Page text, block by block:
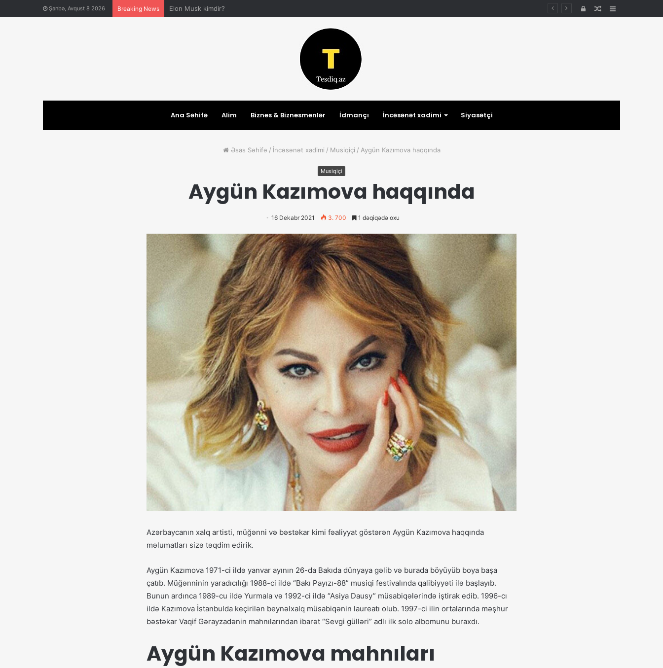
Şənbə, Avqust 8 2026 Breaking News Anar Əliyev Kimdir? Sidebar
Random
Daxil
Ana Səhifə Alim Biznes & Biznesmenlər İdmançı İncəsənət xadimi Siyasətçi
Əsas Səhifə / İncəsənət xadimi / Musiqiçi / Aygün Kazımova haqqında
Musiqiçi
Aygün Kazımova haqqında
16 Dekabr 2021 3. 700 1 dəqiqədə oxu
Azərbaycanın xalq artisti, müğənni və bəstəkar kimi fəaliyyat göstərən Aygün Kazımova haqqında
məlumatları sizə təqdim edirik.
Aygün Kazımova 1971-ci ildə yanvar ayının 26-da Bakıda dünyaya gəlib və burada böyüyüb boya başa
çatıb. Müğənninin yaradıcılığı 1988-ci ildə “Bakı Payızı-88” musiqi festivalında qalibiyyəti ilə başlayıb.
Bunun ardınca 1989-cu ildə Yurmala və 1992-ci ildə “Asiya Dausy” müsabiqələrində iştirak edib. 1996-cı
ildə Kazımova İstanbulda keçirilən beynəlxalq müsabiqənin laureatı olub. 1997-ci ilin ortalarında məşhur
bəstəkar Vaqif Gərayzadənin mahnılarından ibarət “Sevgi gülləri” adlı ilk solo albomunu buraxdı.
Aygün Kazımova mahnıları